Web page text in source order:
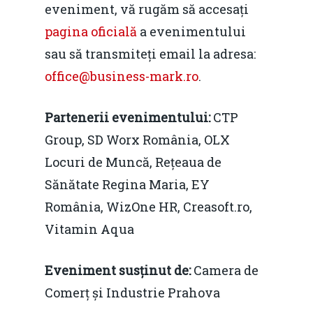
eveniment, vă rugăm să accesați
pagina oficială a evenimentului
sau să transmiteți email la adresa:
office@business-mark.ro.
Partenerii evenimentului:CTP
Group, SD Worx România, OLX
Locuri de Muncă, Rețeaua de
Sănătate Regina Maria, EY
România, WizOne HR, Creasoft.ro,
Vitamin Aqua
Eveniment susținut de:Camera de
Comerț și Industrie Prahova
Evenimente
Foto
Modelul economic
resurselor naturale
Piaţa gazelor naturale:
concurenţă.
Video
Marea Neagră în Noua
Politici Europene în
Economie
Video Forum Marea
predictibilitate,
concurență.
EM360 Talk
Contact
Burse pentru
Email: